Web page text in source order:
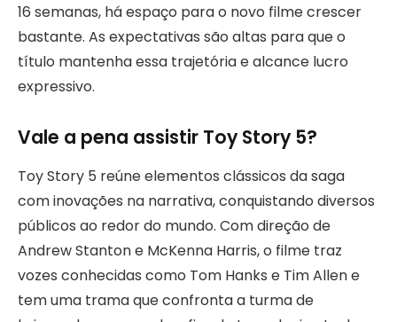
16 semanas, há espaço para o novo filme crescer
bastante. As expectativas são altas para que o
título mantenha essa trajetória e alcance lucro
expressivo.
Vale a pena assistir Toy Story 5?
Toy Story 5 reúne elementos clássicos da saga
com inovações na narrativa, conquistando diversos
públicos ao redor do mundo. Com direção de
Andrew Stanton e McKenna Harris, o filme traz
vozes conhecidas como Tom Hanks e Tim Allen e
tem uma trama que confronta a turma de